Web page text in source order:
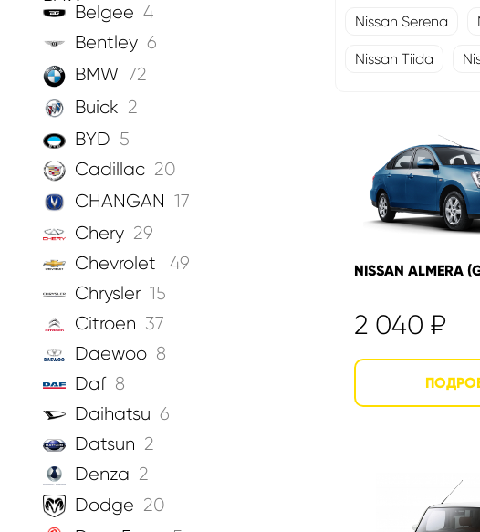
Belgee 4
Bentley 6
BMW 72
Buick 2
BYD 5
Cadillac 20
CHANGAN 17
Chery 29
Chevrolet
49
Chrysler 15
Citroen 37
Daewoo 8
Daf 8
Daihatsu 6
Datsun 2
Denza 2
Dodge 20
Nissan Serena
Nissan Tiida
NISSAN ALMERA
2 040 ₽